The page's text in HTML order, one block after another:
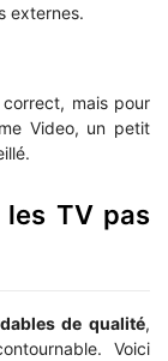
externes.
mais pour
Video, un petit
les TV pas
de qualité,
Voici